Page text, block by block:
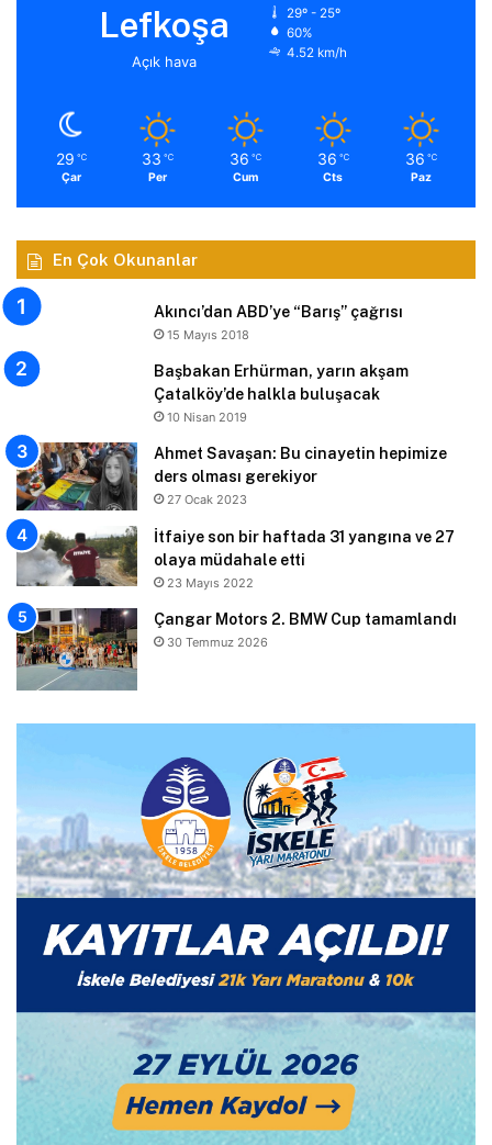
Lefkoşa
Açık hava
29º - 25º
60%
4.52 km/h
29 ℃
Çar
33 ℃
Per
36 ℃
Cum
36 ℃
Cts
36 ℃
Paz
En Çok Okunanlar
Akıncı’dan ABD’ye “Barış” çağrısı
15 Mayıs 2018
Başbakan Erhürman, yarın akşam
Çatalköy’de halkla buluşacak
10 Nisan 2019
Ahmet Savaşan: Bu cinayetin hepimize
ders olması gerekiyor
27 Ocak 2023
İtfaiye son bir haftada 31 yangına ve 27
olaya müdahale etti
23 Mayıs 2022
Çangar Motors 2. BMW Cup tamamlandı
30 Temmuz 2026